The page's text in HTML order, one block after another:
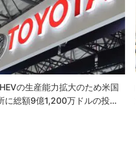
の生産能力拡大のため米国
に総額9億1,200万ドルの投…